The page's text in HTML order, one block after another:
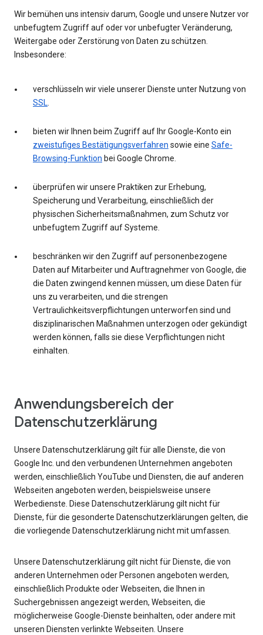
Wir bemühen uns intensiv darum, Google und unsere Nutzer vor
unbefugtem Zugriff auf oder vor unbefugter Veränderung,
Weitergabe oder Zerstörung von Daten zu schützen.
Insbesondere:
verschlüsseln wir viele unserer Dienste unter Nutzung von
SSL.
bieten wir Ihnen beim Zugriff auf Ihr Google-Konto ein
zweistufiges Bestätigungsverfahren sowie eine Safe-
Browsing-Funktion bei Google Chrome.
überprüfen wir unsere Praktiken zur Erhebung,
Speicherung und Verarbeitung, einschließlich der
physischen Sicherheitsmaßnahmen, zum Schutz vor
unbefugtem Zugriff auf Systeme.
beschränken wir den Zugriff auf personenbezogene
Daten auf Mitarbeiter und Auftragnehmer von Google, die
die Daten zwingend kennen müssen, um diese Daten für
uns zu verarbeiten, und die strengen
Vertraulichkeitsverpflichtungen unterworfen sind und
disziplinarischen Maßnahmen unterzogen oder gekündigt
werden können, falls sie diese Verpflichtungen nicht
einhalten.
Anwendungsbereich der
Datenschutzerklärung
Unsere Datenschutzerklärung gilt für alle Dienste, die von
Google Inc. und den verbundenen Unternehmen angeboten
werden, einschließlich YouTube und Diensten, die auf anderen
Webseiten angeboten werden, beispielsweise unsere
Werbedienste. Diese Datenschutzerklärung gilt nicht für
Dienste, für die gesonderte Datenschutzerklärungen gelten, die
die vorliegende Datenschutzerklärung nicht mit umfassen.
Unsere Datenschutzerklärung gilt nicht für Dienste, die von
anderen Unternehmen oder Personen angeboten werden,
einschließlich Produkte oder Webseiten, die Ihnen in
Suchergebnissen angezeigt werden, Webseiten, die
möglicherweise Google-Dienste beinhalten, oder andere mit
unseren Diensten verlinkte Webseiten. Unsere